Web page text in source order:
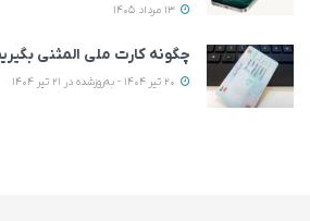
چگونه کارت ملی المثنی